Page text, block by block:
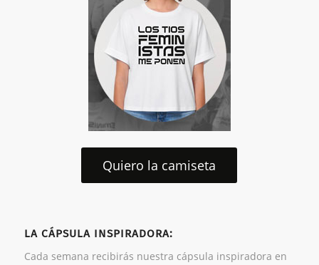
Quiero la camiseta
LA CÁPSULA INSPIRADORA:
Cada semana recibirás nuestra cápsula inspiradora en